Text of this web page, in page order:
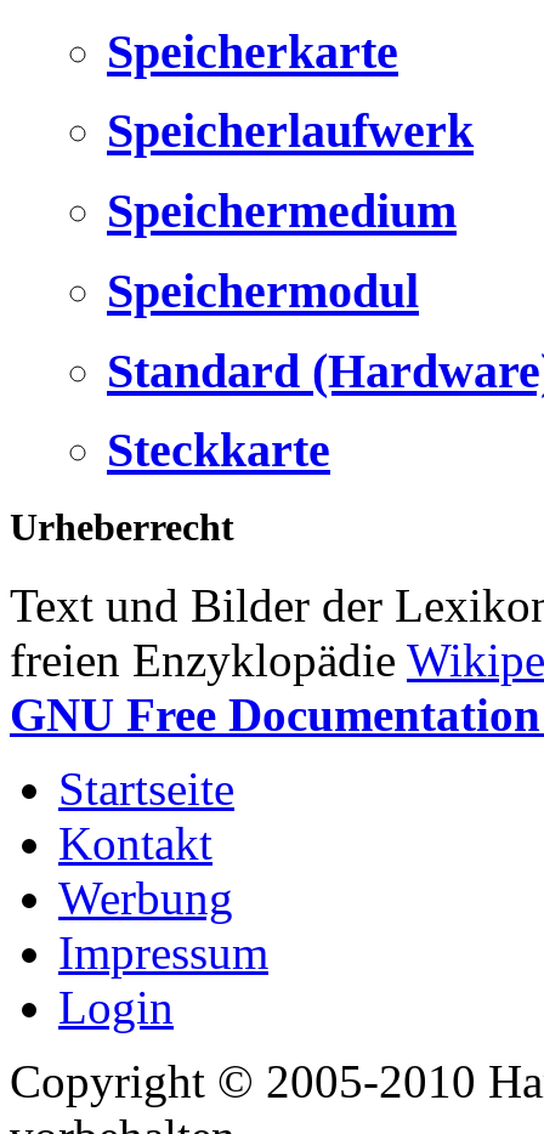
Speicherkarte
Speicherlaufwerk
Speichermedium
Speichermodul
Standard
Steckkarte
Urheberrecht
Text und Bilder der
freien Enzyklopädie
GNU Free
Startseite
Kontakt
Werbung
Impressum
Login
Copyright © 2005-2010